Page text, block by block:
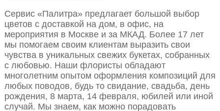
Сервис «Палитра» предлагает большой выбор
цветов с доставкой на дом, в офис, на
мероприятия в Москве и за МКАД. Более 17 лет
мы помогаем своим клиентам выразить свои
чувства в уникальных свежих букетах, собранных
с любовью. Наши флористы обладают
многолетним опытом оформления композиций для
любых поводов, будь то свидание, свадьба, день
рождения, 8 марта, 14 февраля, юбилей или иной
случай. Мы знаем, как можно порадовать